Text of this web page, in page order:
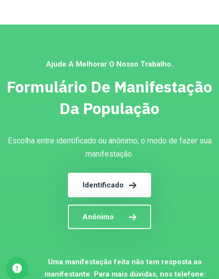
Ajude A Melhorar O Nosso Trabalho.
Formulário De Manifestação
Da População
Escolha entre identificado ou anônimo, o modo de fazer sua
manifestação.
Identificado
Anônimo
Uma manifestação feita não tem resposta ao
manifestante. Para mais dúvidas, nos telefone: